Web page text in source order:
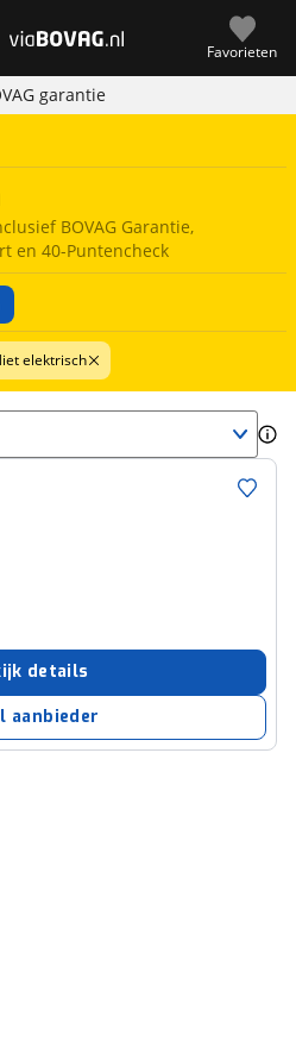
Favorieten
garantie
BOVAG Garantie,
en 40-Puntencheck
elektrisch
details
aanbieder